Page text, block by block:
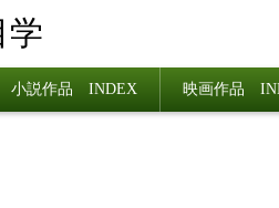
学
小説作品 INDEX 映画作品